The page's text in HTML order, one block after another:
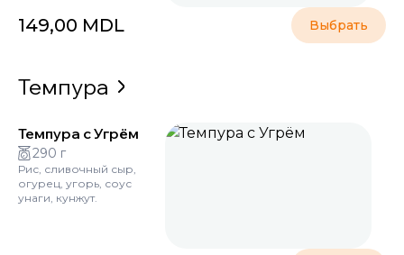
149,00 MDL Выбрать
Темпура
Темпура с Угрём
290 г
Рис, сливочный сыр,
огурец, угорь, соус
унаги, кунжут.